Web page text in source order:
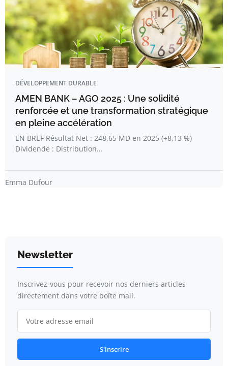
DÉVELOPPEMENT DURABLE
AMEN BANK – AGO 2025 : Une solidité
renforcée et une transformation stratégique
en pleine accélération
EN BREF Résultat Net : 248,65 MD en 2025 (+8,13 %)
Dividende : Distribution…
Emma Dufour
Newsletter
Inscrivez-vous pour recevoir nos derniers articles
directement dans votre boîte mail.
S'inscrire